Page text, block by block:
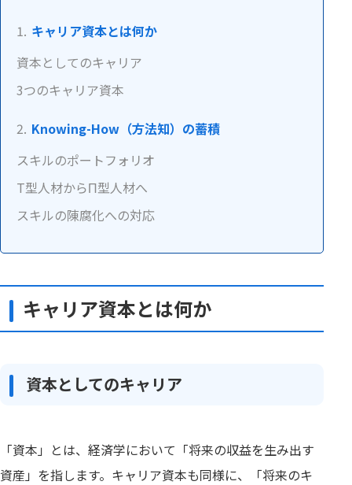
キャリア資本とは何か
資本としてのキャリア
3つのキャリア資本
Knowing-How（方法知）の蓄積
スキルのポートフォリオ
T型人材からΠ型人材へ
スキルの陳腐化への対応
キャリア資本とは何か
資本としてのキャリア
「資本」とは、経済学において「将来の収益を生み出す
資産」を指します。キャリア資本も同様に、「将来のキ